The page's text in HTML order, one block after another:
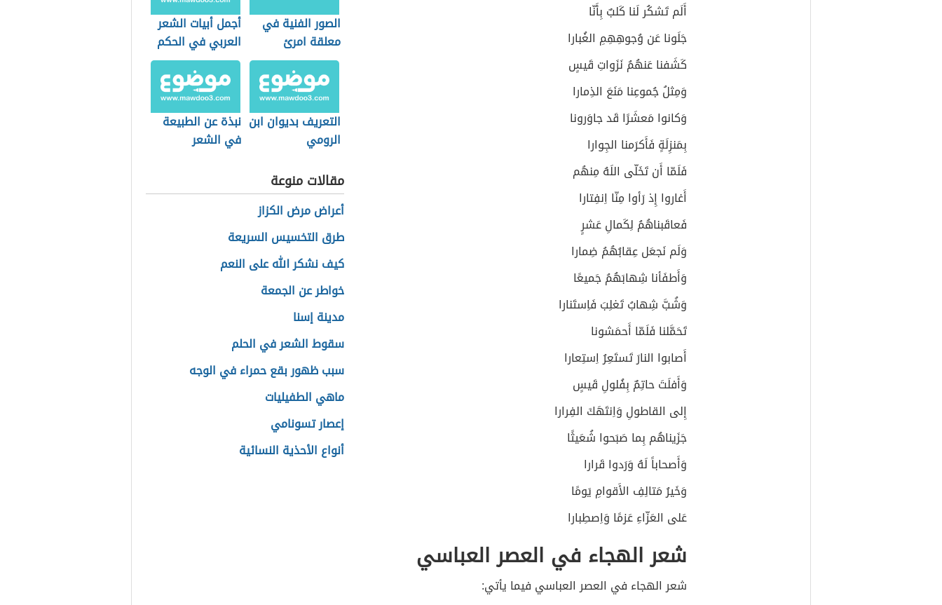
أَلَم تَشكُر لَنا كَلبٌ بِأَنّا
جَلَونا عَن وُجوهِهِمِ الغُبارا
كَشَفنا عَنهُمُ نَزَواتِ قَيسٍ
وَمِثلُ جُموعِنا مَنَعَ الذِمارا
وَكانوا مَعشَرًا قَد جاوَرونا
بِمَنزِلَةٍ فَأَكرَمنا الجِوارا
فَلَمّا أَن تَخَلّى اللَهُ مِنهُم
أَغاروا إِذ رَأوا مِنّا اِنفِتارا
فَعاقَبناهُمُ لِكَمالِ عَشرٍ
وَلَم نَجعَل عِقابُهُمُ ضِمارا
وَأَطفَأنا شِهابَهُمُ جَميعًا
وَشُبَّ شِهابُ تَغلِبَ فَاِستَنارا
تَحَمَّلنا فَلَمّا أَحمَشونا
أَصابوا النارَ تَستَعِرُ اِستِعارا
وَأَفلَتَ حاتِمٌ بِفُلولِ قَيسٍ
إِلى القاطولِ وَاِنتَهَكَ الفِرارا
جَزَيناهُم بِما صَبَحوا شُعَيثًا
وَأَصحاباً لَهُ وَرَدوا قَرارا
وَخَيرُ مَتالِفِ الأَقوامِ يَومًا
عَلى العَزّاءِ عَزمًا وَاِصطِبارا
شعر الهجاء في العصر العباسي
شعر الهجاء في العصر العباسي فيما يأتي:
الصور الفنية في
معلقة امرئ
القيس (قفا نبكي)
أجمل أبيات الشعر
العربي في الحكم
التعريف بديوان ابن
الرومي
نبذة عن الطبيعة
في الشعر
مقالات منوعة
أعراض مرض الكزاز
طرق التخسيس السريعة
كيف نشكر الله على النعم
خواطر عن الجمعة
مدينة إسنا
سقوط الشعر في الحلم
سبب ظهور بقع حمراء في الوجه
ماهي الطفيليات
إعصار تسونامي
أنواع الأحذية النسائية